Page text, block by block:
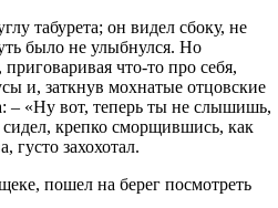
табурета; он видел сбоку, не
было не улыбнулся. Но
что‑то про себя,
и, заткнув мохнатые отцовские
– «Ну вот, теперь ты не слышишь,
крепко сморщившись, как
густо захохотал.
пошел на берег посмотреть